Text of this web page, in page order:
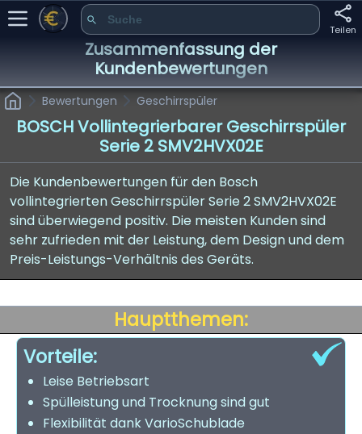
Teilen
Zusammenfassung der
Kundenbewertungen
Bewertungen Geschirrspüler
BOSCH Vollintegrierbarer Geschirrspüler
Serie 2 SMV2HVX02E
Die Kundenbewertungen für den Bosch
vollintegrierten Geschirrspüler Serie 2 SMV2HVX02E
sind überwiegend positiv. Die meisten Kunden sind
sehr zufrieden mit der Leistung, dem Design und dem
Preis-Leistungs-Verhältnis des Geräts.
Hauptthemen:
Vorteile:
Leise Betriebsart
Spülleistung und Trocknung sind gut
Flexibilität dank VarioSchublade